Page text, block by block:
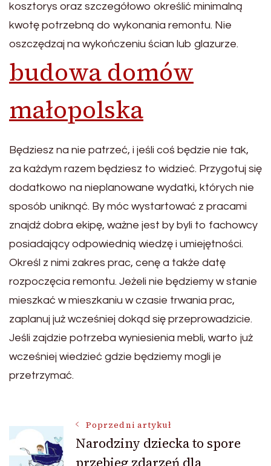
kosztorys oraz szczegółowo określić minimalną
kwotę potrzebną do wykonania remontu. Nie
oszczędzaj na wykończeniu ścian lub glazurze.
budowa domów
małopolska
Będziesz na nie patrzeć, i jeśli coś będzie nie tak,
za każdym razem będziesz to widzieć. Przygotuj się
dodatkowo na nieplanowane wydatki, których nie
sposób uniknąć. By móc wystartować z pracami
znajdź dobra ekipę, ważne jest by byli to fachowcy
posiadający odpowiednią wiedzę i umiejętności.
Określ z nimi zakres prac, cenę a także datę
rozpoczęcia remontu. Jeżeli nie będziemy w stanie
mieszkać w mieszkaniu w czasie trwania prac,
zaplanuj już wcześniej dokąd się przeprowadzicie.
Jeśli zajdzie potrzeba wyniesienia mebli, warto już
wcześniej wiedzieć gdzie będziemy mogli je
przetrzymać.
NawigacjaPoprzedni artykuł
Narodziny dziecka to spore
przebieg zdarzeń dla